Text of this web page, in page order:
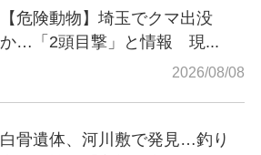
【危険動物】埼玉でクマ出没
か…「2頭目撃」と情報 現...
2026/08/08
白骨遺体、河川敷で発見…釣り